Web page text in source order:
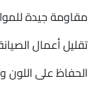
مقاومة جيدة
تقليل أعمال
الحفاظ على اللون